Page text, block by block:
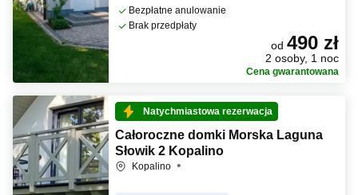
Bezpłatne anulowanie
Brak przedpłaty
od 490 zł
2 osoby, 1 noc
Cena gwarantowana
Natychmiastowa rezerwacja
Całoroczne domki Morska Laguna
Słowik 2 Kopalino
Kopalino